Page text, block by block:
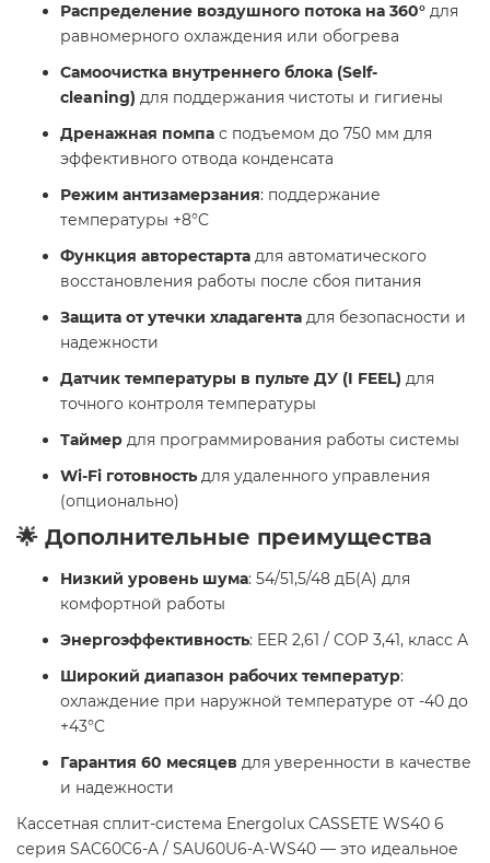
Распределение воздушного потока на 360° для
равномерного охлаждения или обогрева
Самоочистка внутреннего блока (Self-
cleaning) для поддержания чистоты и гигиены
Дренажная помпа с подъемом до 750 мм для
эффективного отвода конденсата
Режим антизамерзания: поддержание
температуры +8°C
Функция авторестарта для автоматического
восстановления работы после сбоя питания
Защита от утечки хладагента для безопасности и
надежности
Датчик температуры в пульте ДУ (I FEEL) для
точного контроля температуры
Таймер для программирования работы системы
Wi-Fi готовность для удаленного управления
(опционально)
🌟 Дополнительные преимущества
Низкий уровень шума: 54/51,5/48 дБ(А) для
комфортной работы
Энергоэффективность: EER 2,61 / COP 3,41, класс A
Широкий диапазон рабочих температур:
охлаждение при наружной температуре от -40 до
+43°C
Гарантия 60 месяцев для уверенности в качестве
и надежности
Кассетная сплит-система Energolux CASSETE WS40 6
серия SAC60C6-A / SAU60U6-A-WS40 — это идеальное